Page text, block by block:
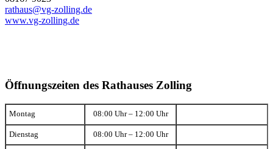
rathaus@vg-zolling.de
www.vg-zolling.de
Öffnungszeiten des Rathauses Zolling
Montag 08:00 Uhr – 12:00 Uhr
Dienstag 08:00 Uhr – 12:00 Uhr